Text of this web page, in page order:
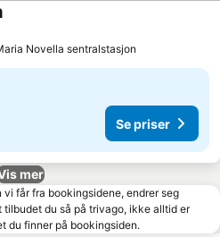
Novella sentralstasjon
Se priser
mer
får fra bookingsidene, endrer seg
du så på trivago, ikke alltid er
du finner på bookingsiden.